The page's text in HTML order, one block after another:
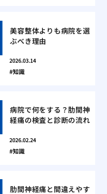
美容整体よりも病院を選
ぶべき理由
2026.03.14
知識
病院で何をする？肋間神
経痛の検査と診断の流れ
2026.02.24
知識
肋間神経痛と間違えやす